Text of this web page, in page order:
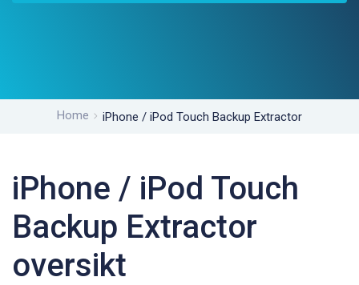
Home iPhone / iPod Touch Backup Extractor
iPhone / iPod Touch
Backup Extractor
oversikt